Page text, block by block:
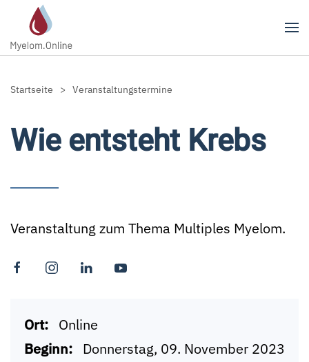
Zum Hauptinhalt springen
Startseite Veranstaltungstermine
Wie entsteht Krebs
Veranstaltung zum Thema Multiples Myelom.
Ort: Online
Beginn: Donnerstag, 09. November 2023